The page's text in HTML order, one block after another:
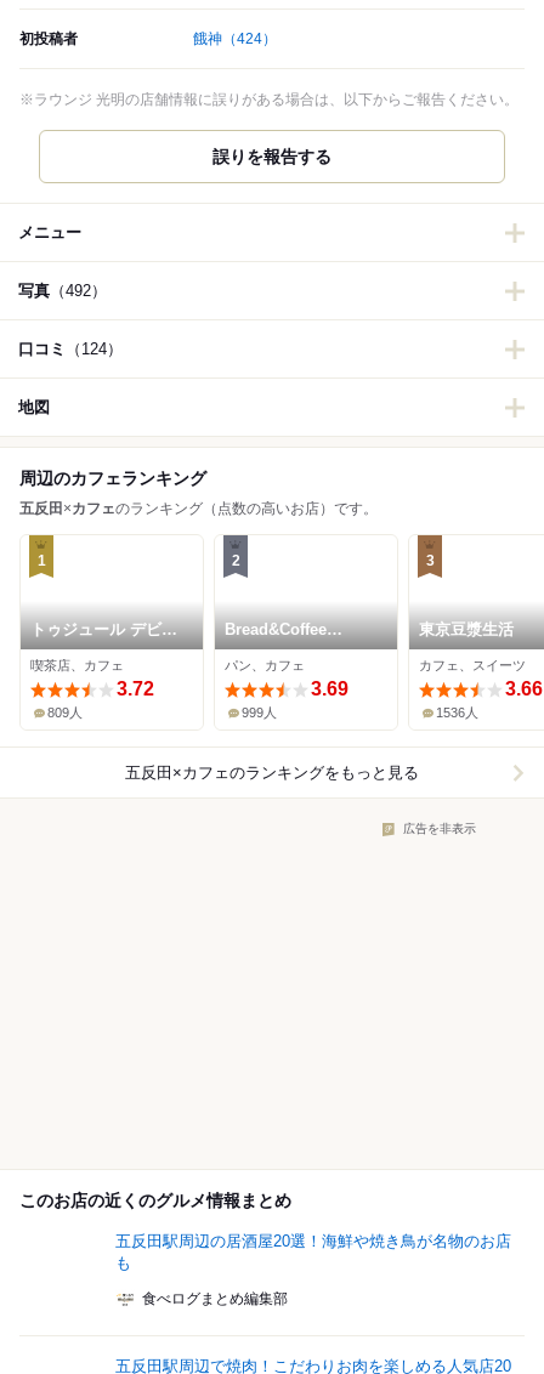
初投稿者 餓神 （424）
※ラウンジ 光明の店舗情報に誤りがある場合は、以下からご報告ください。
誤りを報告する
メニュー
写真 （492）
口コミ （124）
地図
周辺のカフェランキング
五反田 ×カフェのランキング（点数の高いお店）です。
1
トゥジュール デビュ
テ
喫茶店、カフェ
3.72
809人
2
Bread&Coffee
IKEDAYAMA 本店
パン、カフェ
3.69
999人
3
東京豆漿生活
カフェ、スイーツ
3.66
1536人
五反田×カフェのランキングをもっと見る
広告を非表示
このお店の近くのグルメ情報まとめ
五反田駅周辺の居酒屋20選！海鮮や焼き鳥が名物のお店
も
食べログまとめ編集部
五反田駅周辺で焼肉！こだわりお肉を楽しめる人気店20